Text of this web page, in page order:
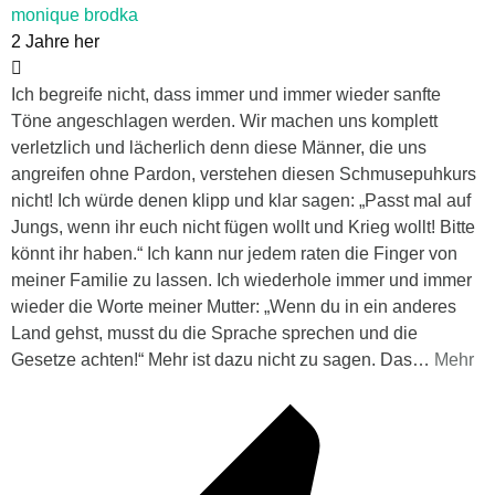
monique brodka
2 Jahre her
Ich begreife nicht, dass immer und immer wieder sanfte
Töne angeschlagen werden. Wir machen uns komplett
verletzlich und lächerlich denn diese Männer, die uns
angreifen ohne Pardon, verstehen diesen Schmusepuhkurs
nicht! Ich würde denen klipp und klar sagen: „Passt mal auf
Jungs, wenn ihr euch nicht fügen wollt und Krieg wollt! Bitte
könnt ihr haben.“ Ich kann nur jedem raten die Finger von
meiner Familie zu lassen. Ich wiederhole immer und immer
wieder die Worte meiner Mutter: „Wenn du in ein anderes
Land gehst, musst du die Sprache sprechen und die
Gesetze achten!“ Mehr ist dazu nicht zu sagen. Das… Mehr